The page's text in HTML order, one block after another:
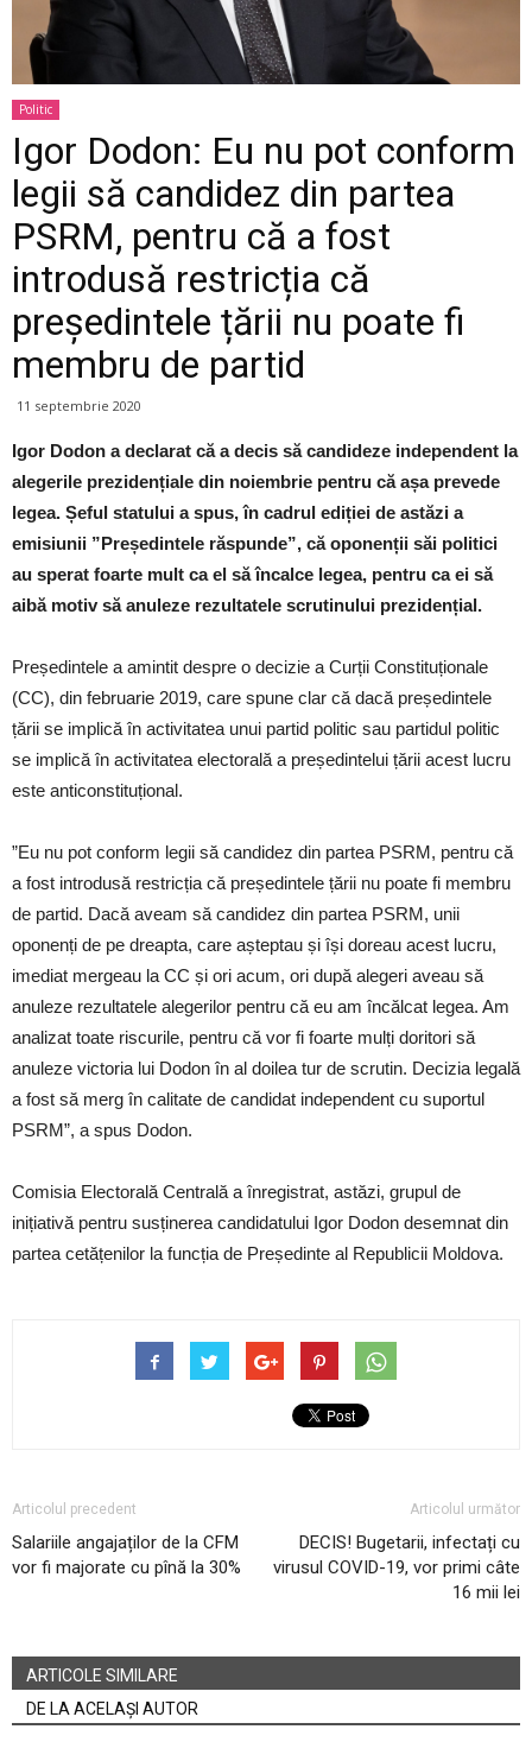
Politic
Igor Dodon: Eu nu pot conform
legii să candidez din partea
PSRM, pentru că a fost
introdusă restricția că
președintele țării nu poate fi
membru de partid
11 septembrie 2020
Igor Dodon a declarat că a decis să candideze independent la
alegerile prezidențiale din noiembrie pentru că așa prevede
legea. Șeful statului a spus, în cadrul ediției de astăzi a
emisiunii ”Președintele răspunde”, că oponenții săi politici
au sperat foarte mult ca el să încalce legea, pentru ca ei să
aibă motiv să anuleze rezultatele scrutinului prezidențial.
Președintele a amintit despre o decizie a Curții Constituționale
(CC), din februarie 2019, care spune clar că dacă președintele
țării se implică în activitatea unui partid politic sau partidul politic
se implică în activitatea electorală a președintelui țării acest lucru
este anticonstituțional.
”Eu nu pot conform legii să candidez din partea PSRM, pentru că
a fost introdusă restricția că președintele țării nu poate fi membru
de partid. Dacă aveam să candidez din partea PSRM, unii
oponenți de pe dreapta, care așteptau și își doreau acest lucru,
imediat mergeau la CC și ori acum, ori după alegeri aveau să
anuleze rezultatele alegerilor pentru că eu am încălcat legea. Am
analizat toate riscurile, pentru că vor fi foarte mulți doritori să
anuleze victoria lui Dodon în al doilea tur de scrutin. Decizia legală
a fost să merg în calitate de candidat independent cu suportul
PSRM”, a spus Dodon.
Comisia Electorală Centrală a înregistrat, astăzi, grupul de
inițiativă pentru susținerea candidatului Igor Dodon desemnat din
partea cetățenilor la funcția de Președinte al Republicii Moldova.
Articolul precedent
Salariile angajaților de la CFM
vor fi majorate cu pînă la 30%
Articolul următor
DECIS! Bugetarii, infectați cu
virusul COVID-19, vor primi câte
16 mii lei
ARTICOLE SIMILARE
DE LA ACELAȘI AUTOR